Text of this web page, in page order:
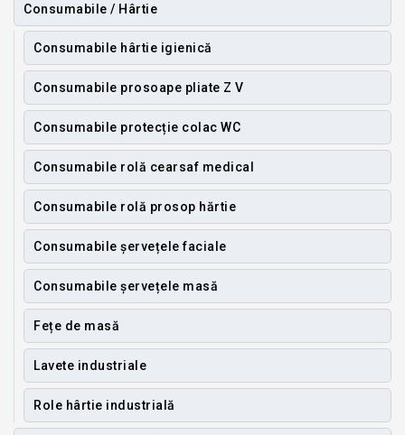
Consumabile / Hârtie
Consumabile hârtie igienică
Consumabile prosoape pliate Z V
Consumabile protecție colac WC
Consumabile rolă cearsaf medical
Consumabile rolă prosop hărtie
Consumabile șervețele faciale
Consumabile șervețele masă
Fețe de masă
Lavete industriale
Role hârtie industrială